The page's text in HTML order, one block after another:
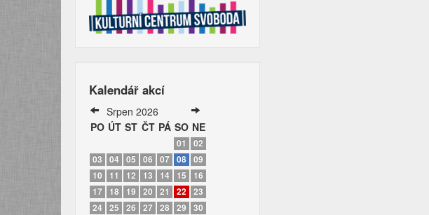
Kalendář akcí
Srpen 2026
PO ÚT ST ČT PÁ SO NE
01
02
03
04 05 06 07 08 09
10
11 12 13 14 15
16
17 18 19 20 21 22
23
24
25 26 27 28 29
30